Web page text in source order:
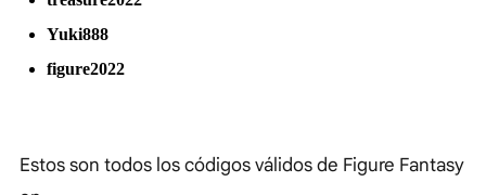
Yuki888
figure2022
Estos son todos los códigos válidos de Figure Fantasy